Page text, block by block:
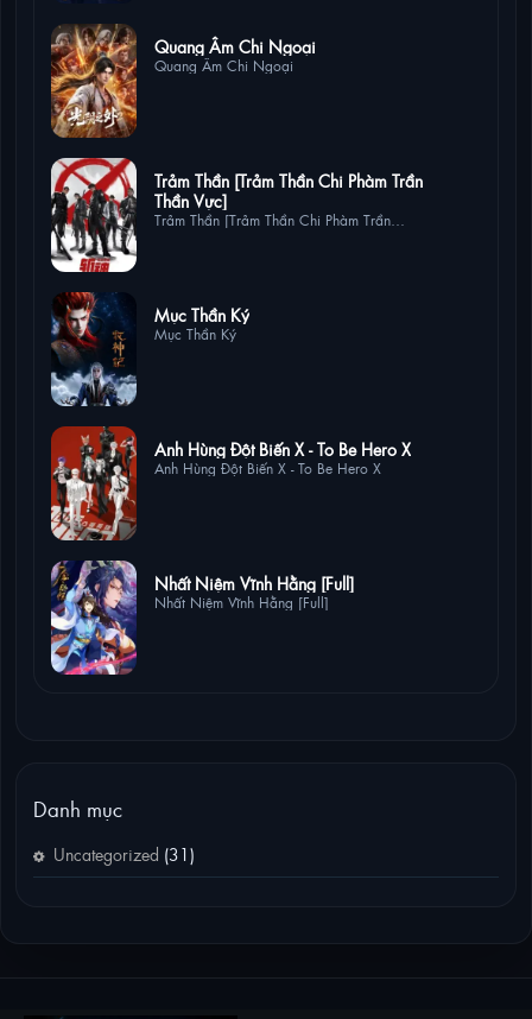
Quang Âm Chi Ngoại
Quang Âm Chi Ngoại
Trảm Thần [Trảm Thần Chi Phàm Trần
Thần Vực]
Trảm Thần [Trảm Thần Chi Phàm Trần
Mục Thần Ký
Mục Thần Ký
Anh Hùng Đột Biến X - To Be Hero X
Anh Hùng Đột Biến X - To Be Hero X
Nhất Niệm Vĩnh Hằng [Full]
Nhất Niệm Vĩnh Hằng [Full]
Danh mục
Uncategorized (31)